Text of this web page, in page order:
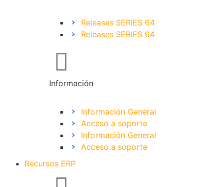
Releases SERIES 64
Releases SERIES 64
Información
Información General
Acceso a soporte
Información General
Acceso a soporte
Recursos ERP